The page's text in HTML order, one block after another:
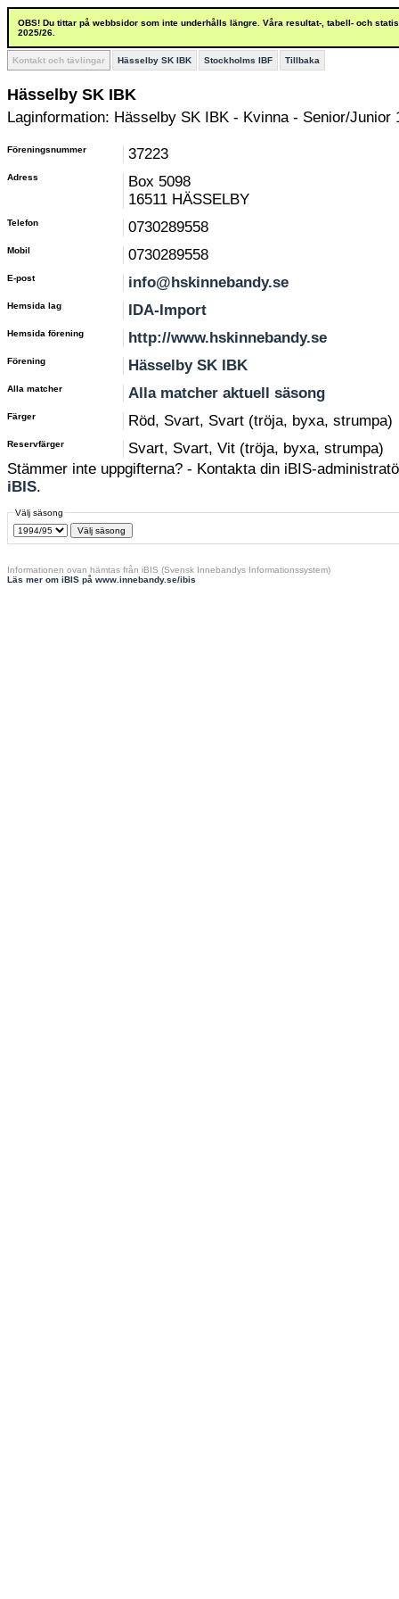
OBS! Du tittar på webbsidor som inte underhålls längre. Våra resultat-, tabell- och
2025/26.
Kontakt och tävlingar Hässelby SK IBK Stockholms IBF Tillbaka
Hässelby SK IBK
Laginformation: Hässelby SK IBK - Kvinna - Senior/Junior
Föreningsnummer 37223
Adress
Box 5098
16511 HÄSSELBY
Telefon 0730289558
Mobil 0730289558
E-post info@hskinnebandy.se
Hemsida lag IDA-Import
Hemsida förening http://www.hskinnebandy.se
Förening Hässelby SK IBK
Alla matcher Alla matcher aktuell säsong
Färger Röd, Svart, Svart (tröja, byxa, strumpa)
Reservfärger
Svart, Svart, Vit (tröja, byxa, strumpa)
Stämmer inte uppgifterna? - Kontakta din iBIS-
iBIS.
Välj säsong
Informationen ovan hämtas från iBIS (Svensk Innebandys Informationssystem)
Läs mer om iBIS på www.innebandy.se/ibis